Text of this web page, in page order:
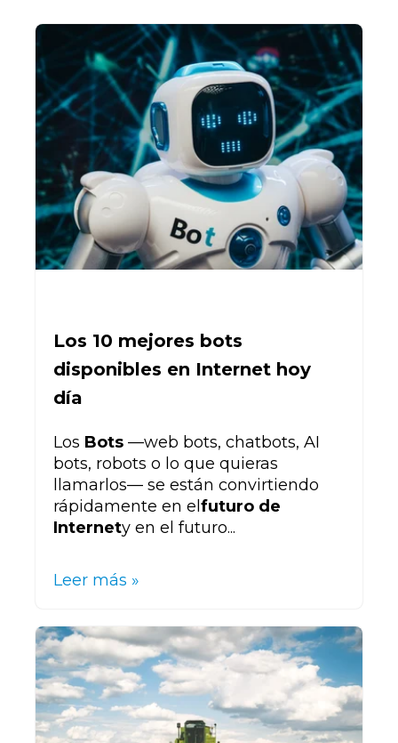
Los 10 mejores bots
disponibles en Internet hoy
día
Los Bots —web bots, chatbots, AI
bots, robots o lo que quieras
llamarlos— se están convirtiendo
rápidamente en el futuro de
Internety en el futuro...
Leer más »